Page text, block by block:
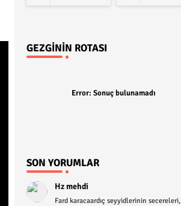
GEZGININ ROTASI
Error: Sonuç bulunamadı
SON YORUMLAR
Hz mehdi
Fard karacaardıç seyyidlerinin secereleri,